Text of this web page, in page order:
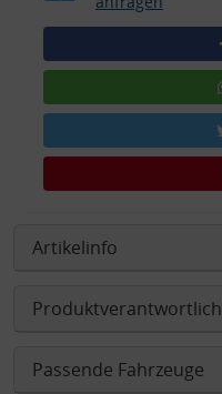
Artikelinfo
Passende Fahrzeuge